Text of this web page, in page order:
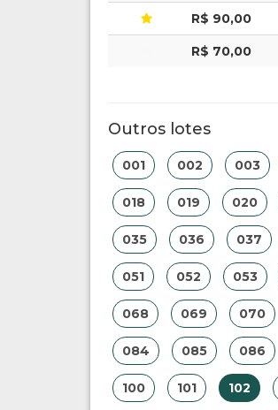
R$ 90,00
R$ 70,00
Outros lotes
001 002 003
018 019 020
035 036 037
051 052 053
068 069 070
084 085 086
100 101 102